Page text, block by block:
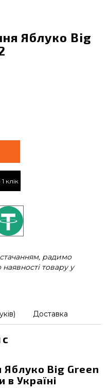
Яблуко Big
клік
радимо
товару у
Доставка
Яблуко Big Green
в Україні